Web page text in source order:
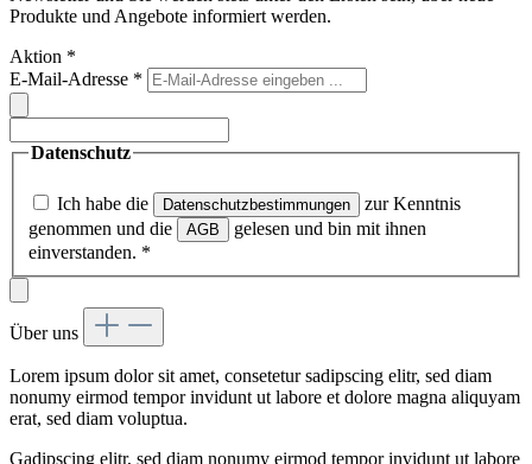
Produkte und Angebote informiert werden.
Aktion *
E-Mail-Adresse *
Datenschutz
Ich habe die Datenschutzbestimmungen
zur Kenntnis
genommen und die
AGB
gelesen und bin mit ihnen
einverstanden. *
Über uns
Lorem ipsum dolor sit amet, consetetur sadipscing elitr, sed diam
nonumy eirmod tempor invidunt ut labore et dolore magna aliquyam
erat, sed diam voluptua.
Gadipscing elitr, sed diam nonumy eirmod tempor invidunt ut labore